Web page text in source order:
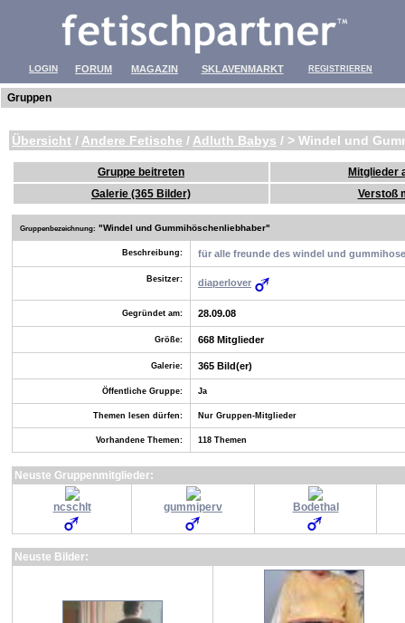
LOGIN FORUM MAGAZIN SKLAVENMARKT REGISTRIEREN
Gruppen
Übersicht / Andere Fetische / Adluth Babys / > Windel und
Gruppe beitreten
Mitglieder
Galerie (365 Bilder)
Verstoß
Gruppenbezeichnung: "Windel und Gummihöschenliebhaber"
Beschreibung: für alle freunde des windel und
Besitzer: diaperlover
Gegründet am: 28.09.08
Größe: 668 Mitglieder
Galerie: 365 Bild(er)
Öffentliche Gruppe: Ja
Themen lesen dürfen: Nur Gruppen-Mitglieder
Vorhandene Themen: 118 Themen
Neuste Gruppenmitglieder:
ncschlt gummiperv Bodethal
Neuste Bilder: